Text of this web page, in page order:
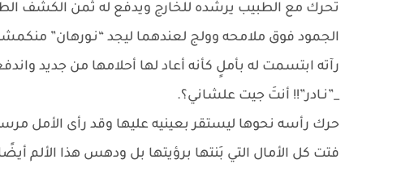
تحرك مع الطبيب يرشده للخارج ويدفع له ثمن الكشف
الجمود فوق ملامحه وولج لعندهما ليجد “نـورهان”
رآته ابتسمت له بأملٍ كأنه أعاد لها أحلامها من جديد
_”نـادر”!! أنتَ جيت علشاني؟.
حرك رأسه نحوها ليستقر بعينيه عليها وقد رأى الأمل
فتت كل الأمال التي بَنتها برؤيتها بل ودهس هذا الألم